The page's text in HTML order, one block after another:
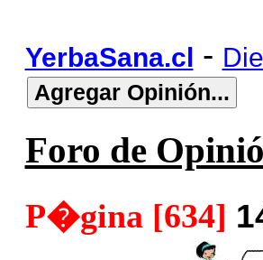
YerbaSana.cl -
Foro de
P�gina [634]